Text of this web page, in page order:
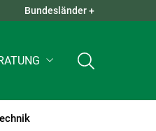
QUICK LINKS +
Bundesländer +